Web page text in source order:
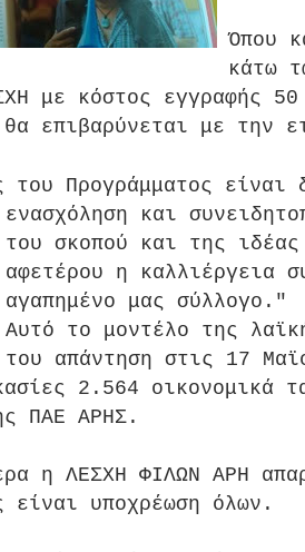
Όπου
κάτω
με κόστος εγγραφής
επιβαρύνεται με την
Προγράμματος είναι
ενασχόληση και
του σκοπού και της
αφετέρου η καλλιέργεια
αγαπημένο μας σύλλογο."
Αυτό το μοντέλο της
του απάντηση στις 17
2.564 οικονομικά
ΠΑΕ ΑΡΗΣ.
η ΛΕΣΧΗ ΦΙΛΩΝ ΑΡΗ
είναι υποχρέωση όλων.